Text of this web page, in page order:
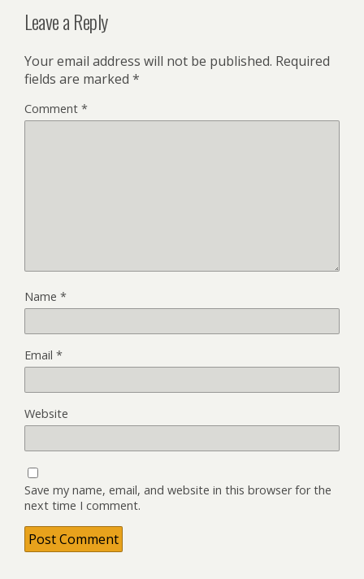
Leave a Reply
Your email address will not be published. Required
fields are marked *
Comment *
Name *
Email *
Website
Save my name, email, and website in this browser for the
next time I comment.